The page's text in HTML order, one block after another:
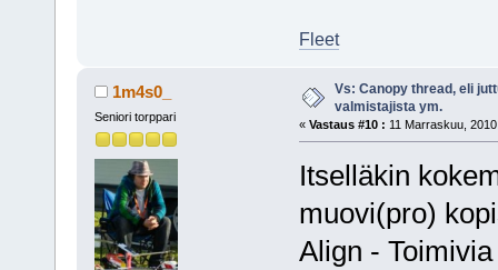
Fleet
1m4s0_
Seniori torppari
Vs: Canopy thread, eli
valmistajista ym.
« Vastaus #10 : 11 Marraskuu,
Itselläkin
muovi(pro)
Align -